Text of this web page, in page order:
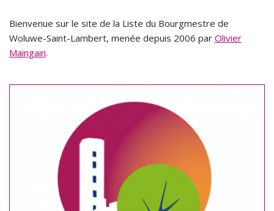
Bienvenue sur le site de la Liste du Bourgmestre de
Woluwe-Saint-Lambert, menée depuis 2006 par Olivier
Maingain.